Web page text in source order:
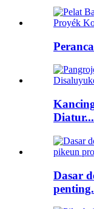
Diatur...
Dasar